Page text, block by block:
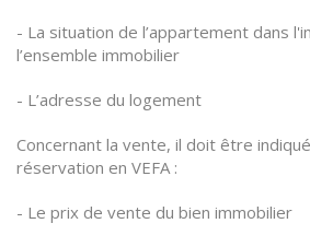
- La situation de l’appartement dans
l’ensemble immobilier
- L’adresse du logement
Concernant la vente, il doit être
réservation en VEFA :
- Le prix de vente du bien immobilier